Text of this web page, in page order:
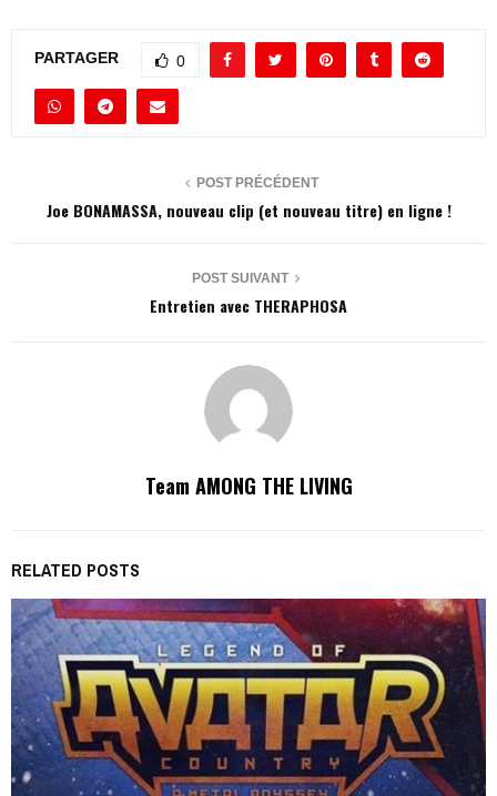
PARTAGER 0
POST PRÉCÉDENT
Joe BONAMASSA, nouveau clip (et nouveau titre) en ligne !
POST SUIVANT
Entretien avec THERAPHOSA
Team AMONG THE LIVING
RELATED POSTS